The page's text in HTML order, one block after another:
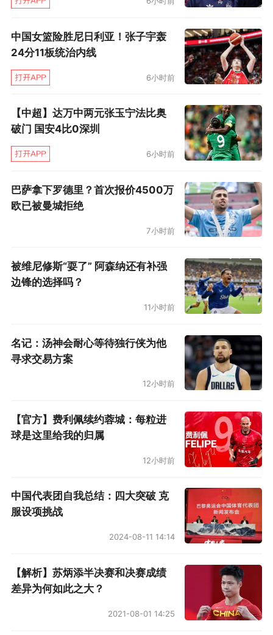
中国女篮险胜尼日利亚！张子宇轰
24分11板统治内线
6小时前
【中超】达万中两元张玉宁法比奥
破门 国安4比0深圳
6小时前
巴萨拿下罗德里？首次报价4500万
欧已被曼城拒绝
7小时前
被维尼修斯“耍了” 阿森纳还有补强
边锋的选择吗？
11小时前
名记：汤神会耐心等待独行侠为他
寻求交易方案
12小时前
【官方】费利佩续约蓉城：每粒进
球是这里给我的归属
12小时前
中国代表团自我总结：四大突破 克
服设项挑战
2024-08-11 14:14
【解析】苏炳添半决赛和决赛成绩
差异为何如此之大？
2021-08-01 14:25